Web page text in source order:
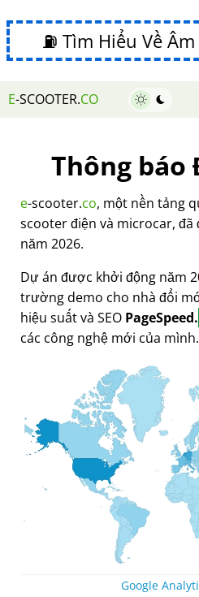
⛽ Tìm Hiểu Về
E-SCOOTER.CO
Thông báo
e-scooter.co, một nền tảng
scooter điện và microcar, đã
năm 2026.
Dự án được khởi động năm
trường demo cho nhà đổi
hiệu suất và SEO PageSpeed.
các công nghệ mới của mình.
Google